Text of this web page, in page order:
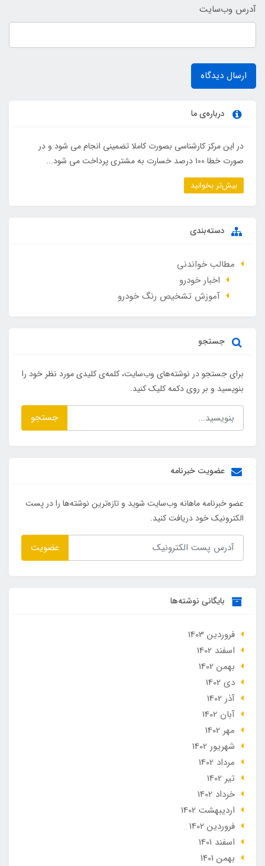
آدرس وب‌سایت
ارسال دیدگاه
درباره‌ی ما
در این مرکز کارشناسی بصورت کاملا تضمینی انجام می شود و در
صورت خطا ۱۰۰ درصد خسارت به مشتری پرداخت می شود...
بیش‌تر بخوانید
دسته‌بندی
مطالب خواندنی
اخبار خودرو
آموزش تشخیص رنگ خودرو
جستجو
برای جستجو در نوشته‌های وب‌سایت، کلمه‌ی کلیدی مورد نظر خود را
بنویسید و بر روی دکمه کلیک کنید.
جستجو
عضویت خبرنامه
عضو خبرنامه ماهانه وب‌سایت شوید و تازه‌ترین نوشته‌ها را در پست
الکترونیک خود دریافت کنید.
عضویت
بایگانی نوشته‌ها
فروردین 1403
اسفند 1402
بهمن 1402
دی 1402
آذر 1402
آبان 1402
مهر 1402
شهریور 1402
مرداد 1402
تير 1402
خرداد 1402
ارديبهشت 1402
فروردین 1402
اسفند 1401
بهمن 1401